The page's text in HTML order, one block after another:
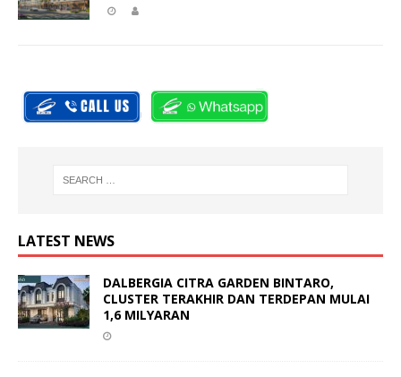
LATEST NEWS
DALBERGIA CITRA GARDEN BINTARO,
CLUSTER TERAKHIR DAN TERDEPAN MULAI
1,6 MILYARAN